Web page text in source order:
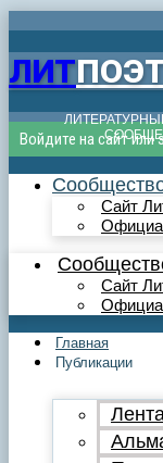
ЛИТ
Войдите на сайт или
Сайт
Сайт
Главная
Публикации